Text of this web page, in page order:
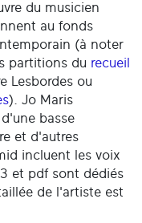
du musicien
au fonds
(à noter
partitions du recueil
Lesbordes ou
). Jo Maris
basse
et d'autres
incluent les voix
et pdf sont dédiés
de l'artiste est